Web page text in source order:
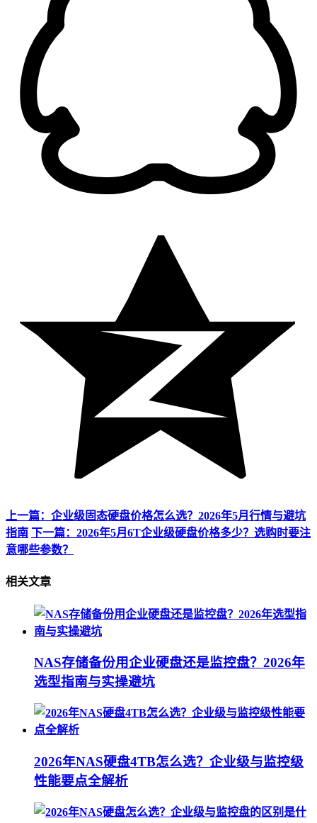
上一篇：企业级固态硬盘价格怎么选？2026年5月行情与避坑
指南 下一篇：2026年5月6T企业级硬盘价格多少？选购时要注
意哪些参数？
相关文章
NAS存储备份用企业硬盘还是监控盘？2026年
选型指南与实操避坑
2026年NAS硬盘4TB怎么选？企业级与监控级
性能要点全解析